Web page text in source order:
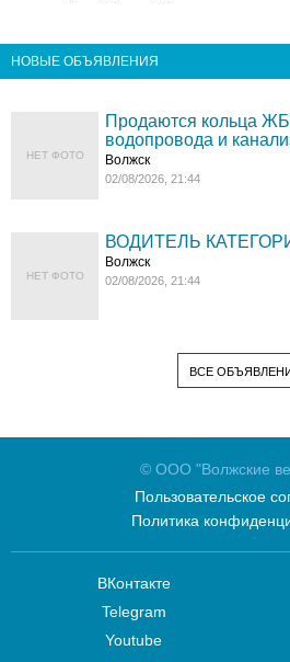
НОВЫЕ ОБЪЯВЛЕНИЯ
НЕТ ФОТО
Продаются кольца
водопровода и
Волжск
02/08/2026, 21:44
НЕТ ФОТО
ВОДИТЕЛЬ
Волжск
02/08/2026, 21:44
ВСЕ
© ООО "Волжские
Пользовательское
Политика
ВКонтакте
Telegram
Youtube